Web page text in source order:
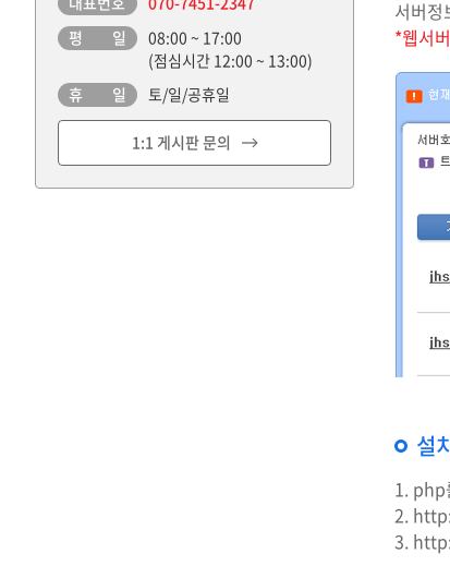
평 일
08:00 ~ 17:00
(점심시간 12:00 ~ 13:00)
휴 일
토/일/공휴일
1:1 게시판 문의
서버정
*웹서
설
1. php
2.
3.